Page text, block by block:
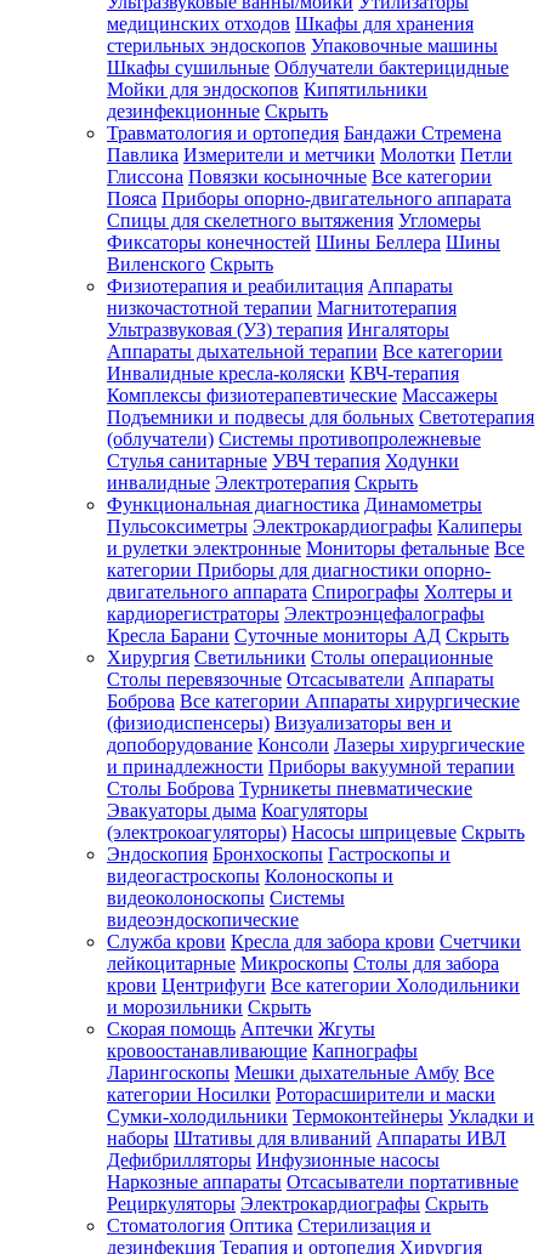
медицинских отходов Шкафы для хранения
стерильных эндоскопов Упаковочные машины
Шкафы сушильные Облучатели бактерицидные
Мойки для эндоскопов Кипятильники
дезинфекционные Скрыть
Травматология и ортопедия Бандажи Стремена
Павлика Измерители и метчики Молотки Петли
Глиссона Повязки косыночные Все категории
Пояса Приборы опорно-двигательного аппарата
Спицы для скелетного вытяжения Угломеры
Фиксаторы конечностей Шины Беллера Шины
Виленского Скрыть
Физиотерапия и реабилитация Аппараты
низкочастотной терапии Магнитотерапия
Ультразвуковая (УЗ) терапия Ингаляторы
Аппараты дыхательной терапии Все категории
Инвалидные кресла-коляски КВЧ-терапия
Комплексы физиотерапевтические Массажеры
Подъемники и подвесы для больных Светотерапия
(облучатели) Системы противопролежневые
Стулья санитарные УВЧ терапия Ходунки
инвалидные Электротерапия Скрыть
Функциональная диагностика Динамометры
Пульсоксиметры Электрокардиографы Калиперы
и рулетки электронные Мониторы фетальные Все
категории Приборы для диагностики опорно-
двигательного аппарата Спирографы Холтеры и
кардиорегистраторы Электроэнцефалографы
Кресла Барани Суточные мониторы АД Скрыть
Хирургия Светильники Столы операционные
Столы перевязочные Отсасыватели Аппараты
Боброва Все категории Аппараты хирургические
(физиодиспенсеры) Визуализаторы вен и
допоборудование Консоли Лазеры хирургические
и принадлежности Приборы вакуумной терапии
Столы Боброва Турникеты пневматические
Эвакуаторы дыма Коагуляторы
(электрокоагуляторы) Насосы шприцевые Скрыть
Эндоскопия Бронхоскопы Гастроскопы и
видеогастроскопы Колоноскопы и
видеоколоноскопы Системы
видеоэндоскопические
Служба крови Кресла для забора крови Счетчики
лейкоцитарные Микроскопы Столы для забора
крови Центрифуги Все категории Холодильники
и морозильники Скрыть
Скорая помощь Аптечки Жгуты
кровоостанавливающие Капнографы
Ларингоскопы Мешки дыхательные Амбу Все
категории Носилки Роторасширители и маски
Сумки-холодильники Термоконтейнеры Укладки и
наборы Штативы для вливаний Аппараты ИВЛ
Дефибрилляторы Инфузионные насосы
Наркозные аппараты Отсасыватели портативные
Рециркуляторы Электрокардиографы Скрыть
Стоматология Оптика Стерилизация и
дезинфекция Терапия и ортопедия Хирургия